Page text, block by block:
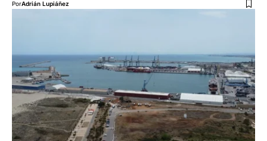
PorAdrián Lupiáñez